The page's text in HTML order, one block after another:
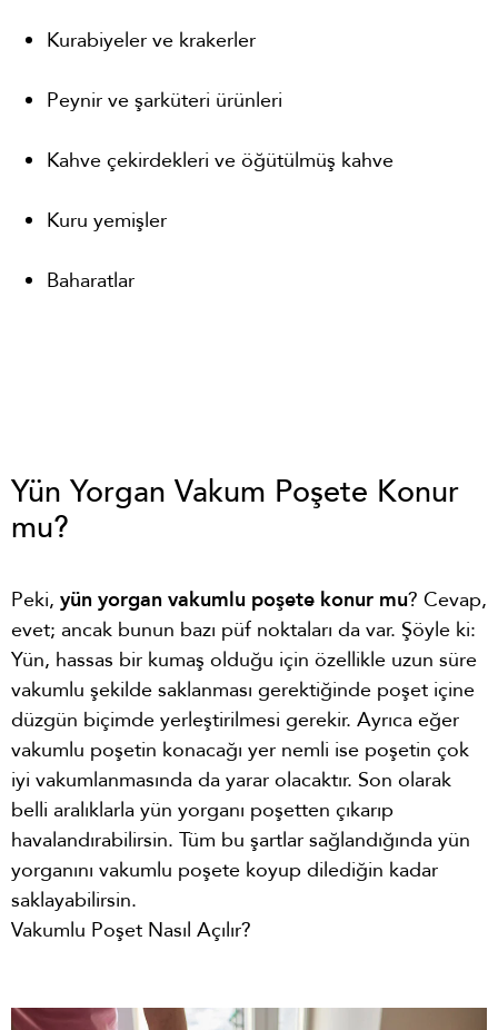
Kurabiyeler ve krakerler
Peynir ve şarküteri ürünleri
Kahve çekirdekleri ve öğütülmüş kahve
Kuru yemişler
Baharatlar
Yün Yorgan Vakum Poşete Konur
mu?
Peki, yün yorgan vakumlu poşete konur mu? Cevap,
evet; ancak bunun bazı püf noktaları da var. Şöyle ki:
Yün, hassas bir kumaş olduğu için özellikle uzun süre
vakumlu şekilde saklanması gerektiğinde poşet içine
düzgün biçimde yerleştirilmesi gerekir. Ayrıca eğer
vakumlu poşetin konacağı yer nemli ise poşetin çok
iyi vakumlanmasında da yarar olacaktır. Son olarak
belli aralıklarla yün yorganı poşetten çıkarıp
havalandırabilirsin. Tüm bu şartlar sağlandığında yün
yorganını vakumlu poşete koyup dilediğin kadar
saklayabilirsin.
Vakumlu Poşet Nasıl Açılır?